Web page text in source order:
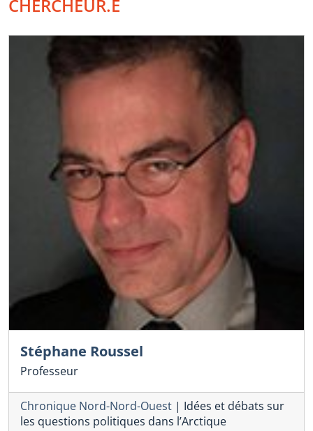
CHERCHEUR.E
Stéphane Roussel
Professeur
Chronique Nord-Nord-Ouest | Idées et débats sur
les questions politiques dans l’Arctique